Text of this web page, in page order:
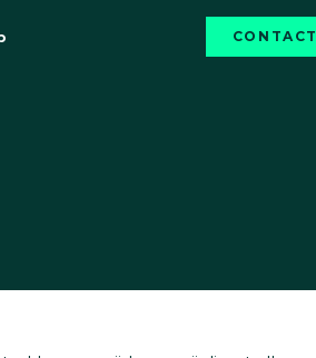
CONTACT